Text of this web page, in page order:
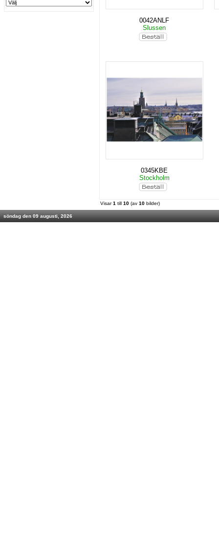
0042ANLF
Slussen
0345KBE
Stockholm
Visar1 till 10 (av 10 bilder)
söndag den 09 augusti, 2026